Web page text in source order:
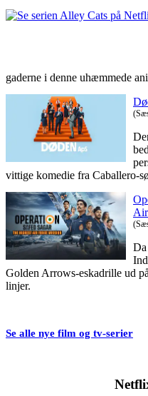
gaderne i denne uhæmmede
vittige komedie fra Caballero-
Golden Arrows-eskadrille ud
linjer.
Se alle nye film og tv-serier